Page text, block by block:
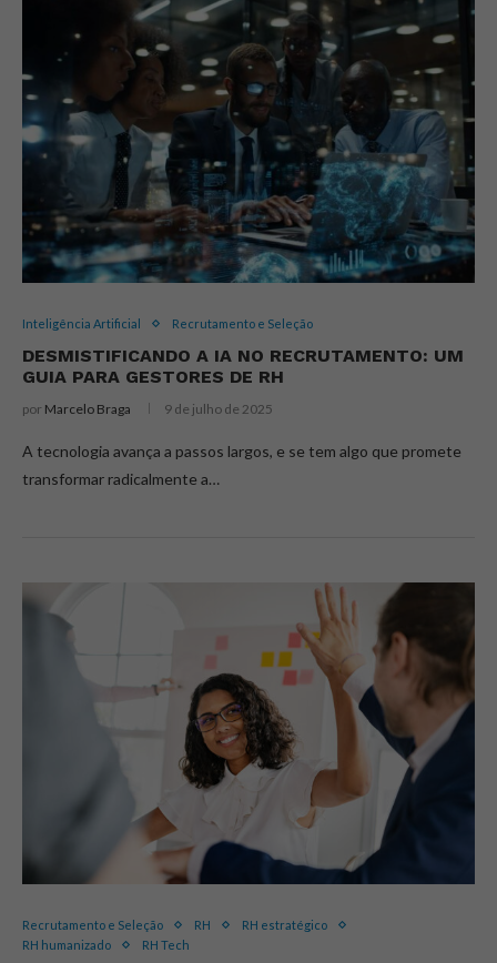
Inteligência Artificial Recrutamento e Seleção
DESMISTIFICANDO A IA NO RECRUTAMENTO: UM
GUIA PARA GESTORES DE RH
por Marcelo Braga 9 de julho de 2025
A tecnologia avança a passos largos, e se tem algo que promete
transformar radicalmente a…
Recrutamento e Seleção RH
RH estratégico
RH humanizado
RH Tech